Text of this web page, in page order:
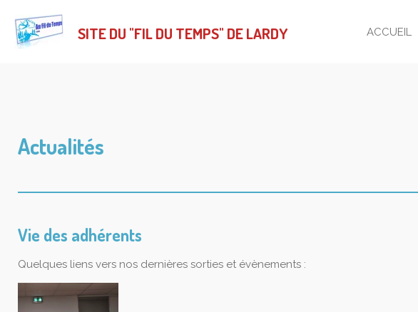
Passer
au
contenu
SITE DU "FIL DU TEMPS" DE LARDY ACCUEIL
Actualités
Vie des adhérents
Quelques liens vers nos dernières sorties et évènements :